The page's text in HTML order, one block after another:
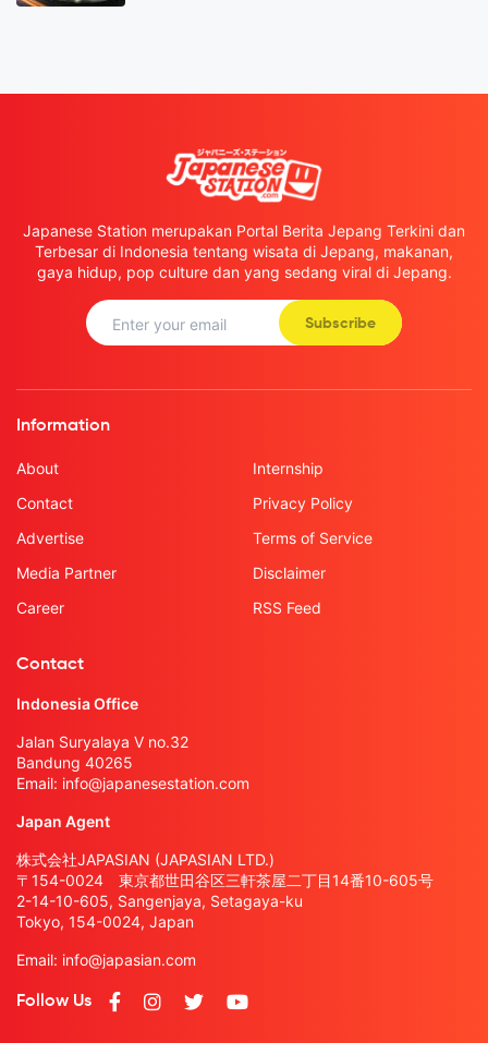
Japanese Station merupakan Portal Berita Jepang Terkini dan
Terbesar di Indonesia tentang wisata di Jepang, makanan,
gaya hidup, pop culture dan yang sedang viral di Jepang.
Subscribe
Information
About
Contact
Advertise
Media Partner
Career
Internship
Privacy Policy
Terms of Service
Disclaimer
RSS Feed
Contact
Indonesia Office
Jalan Suryalaya V no.32
Bandung 40265
Email: info@japanesestation.com
Japan Agent
株式会社JAPASIAN (JAPASIAN LTD.)
〒154-0024 東京都世田谷区三軒茶屋二丁目14番10-605号
2-14-10-605, Sangenjaya, Setagaya-ku
Tokyo, 154-0024, Japan
Email: info@japasian.com
Follow Us